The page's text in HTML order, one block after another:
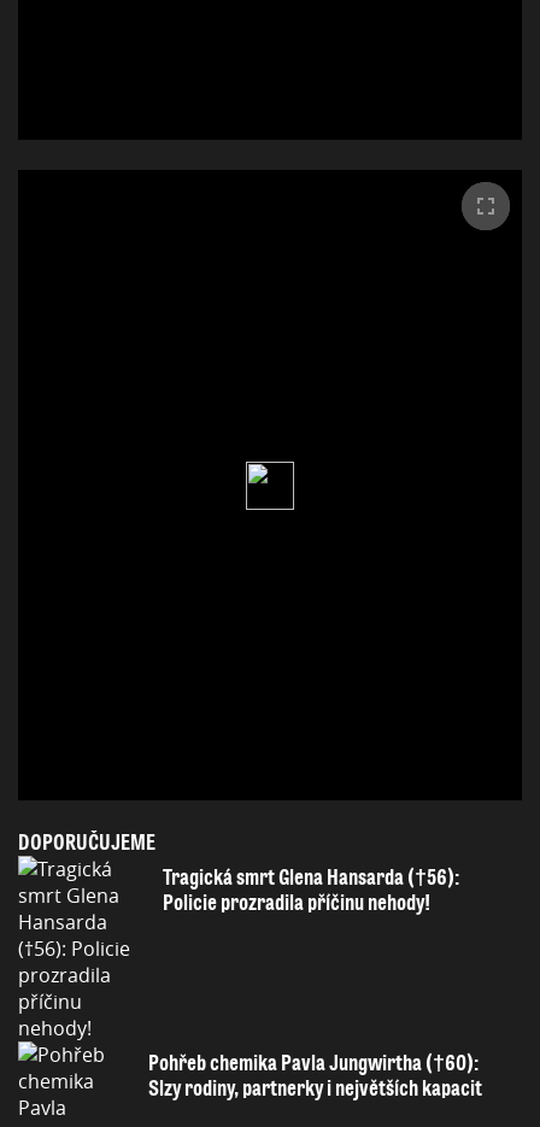
DOPORUČUJEME
Tragická smrt Glena Hansarda (†56):
Policie prozradila příčinu nehody!
Pohřeb chemika Pavla Jungwirtha (†60):
Slzy rodiny, partnerky i největších kapacit